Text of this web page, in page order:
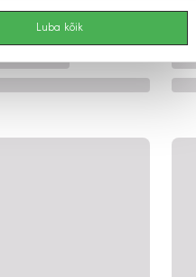
Luba kõik